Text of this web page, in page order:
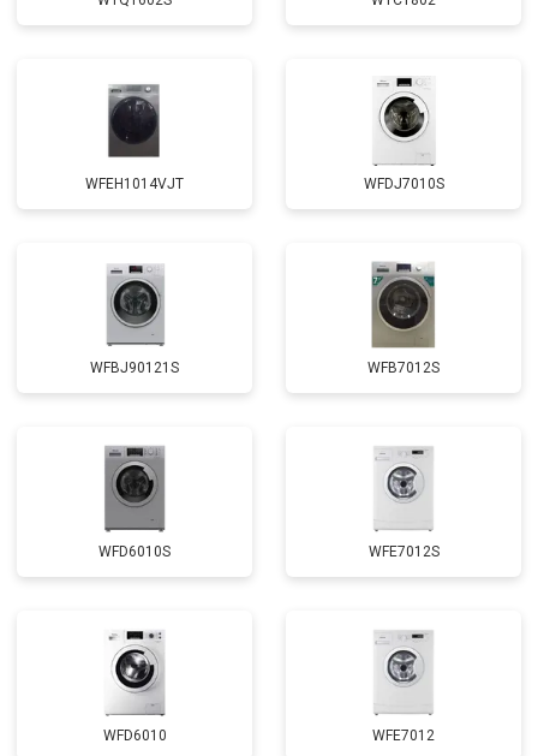
Замена подшипников от 2800 ₽ Заказать
Замена мотора от 3800 ₽ Заказать
от 2200 ₽ Заказать
Замена ТЭН от 2300 ₽ Заказать
Замена блока управления от 3600 ₽ Заказать
Замена прессостата от 3350 ₽ Заказать
Замена сливного насоса от 3450 ₽
Замена сливного шланга от 2100 ₽ Заказать
Замена УБЛ от 2100 ₽
Замена приводного ремня
WFEH1014VJT WFDJ7010S
WFBJ90121S WFB7012S
WFD6010S WFE7012S
WFD6010 WFE7012